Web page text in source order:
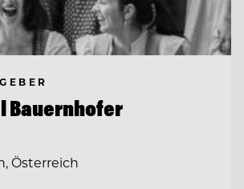
Bauernhofer
Österreich